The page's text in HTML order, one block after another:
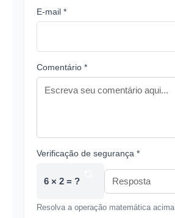
E-mail *
Comentário *
Verificação de segurança *
6 × 2 = ?
Resolva a operação matemática acima